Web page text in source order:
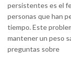
persistentes es el
personas que han
tiempo. Este
mantener un peso
preguntas sobre